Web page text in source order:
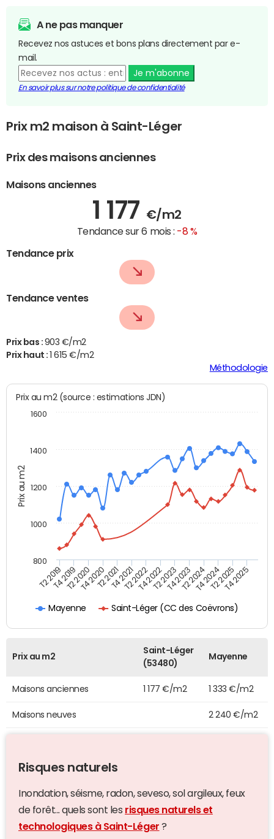
A ne pas manquer
Recevez nos astuces et bons plans directement par e-
mail.
Je m'abonne
En savoir plus sur notre politique de confidentialité
Prix m2 maison à Saint-Léger
Prix des maisons anciennes
Maisons anciennes
1 177 €/m2
Tendance sur 6 mois : -8 %
Tendance prix
Tendance ventes
Prix bas : 903 €/m2
Prix haut :
1 615 €/m2
Méthodologie
Prix au m2
Prix au m2 (source : estimations JDN)
Mayenne Saint-Léger (CC des Coëvrons)
T2 2019T4 2019T2 2020T4 2020T2 2021T4 2021T2 2022T4 2022T2 2023T4 2023T2 2024T4 2024T2 2025T4 2025
800
1000
1200
1400
1600
Prix au m2
Saint-Léger
(53480)
Mayenne
Maisons anciennes 1 177 €/m2 1 333 €/m2
Maisons neuves 2 240 €/m2
Risques naturels
Inondation, séisme, radon, seveso, sol argileux, feux
de forêt... quels sont les risques naturels et
technologiques à Saint-Léger ?